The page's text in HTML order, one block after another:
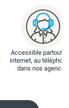
Accessible partout :
internet, au
dans nos agences.